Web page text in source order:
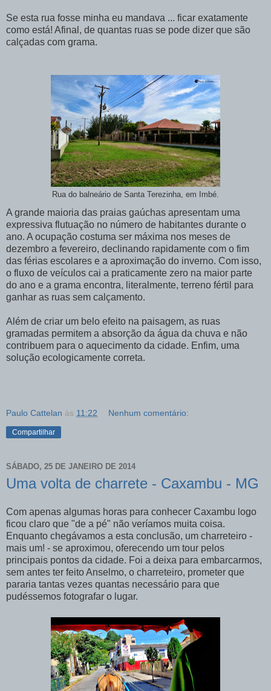
Se esta rua fosse minha eu mandava ... ficar exatamente
como está! Afinal, de quantas ruas se pode dizer que são
calçadas com grama.
Rua do balneário de Santa Terezinha, em Imbé.
A grande maioria das praias gaúchas apresentam uma
expressiva flutuação no número de habitantes durante o
ano. A ocupação costuma ser máxima nos meses de
dezembro a fevereiro, declinando rapidamente com o fim
das férias escolares e a aproximação do inverno. Com isso,
o fluxo de veículos cai a praticamente zero na maior parte
do ano e a grama encontra, literalmente, terreno fértil para
ganhar as ruas sem calçamento.
Além de criar um belo efeito na paisagem, as ruas
gramadas permitem a absorção da água da chuva e não
contribuem para o aquecimento da cidade. Enfim, uma
solução ecologicamente correta.
Paulo Cattelan às 11:22 Nenhum comentário:
Compartilhar
SÁBADO, 25 DE JANEIRO DE 2014
Uma volta de charrete - Caxambu - MG
Com apenas algumas horas para conhecer Caxambu logo
ficou claro que "de a pé" não veríamos muita coisa.
Enquanto chegávamos a esta conclusão, um charreteiro -
mais um! - se aproximou, oferecendo um tour pelos
principais pontos da cidade. Foi a deixa para embarcarmos,
sem antes ter feito Anselmo, o charreteiro, prometer que
pararia tantas vezes quantas necessário para que
pudéssemos fotografar o lugar.